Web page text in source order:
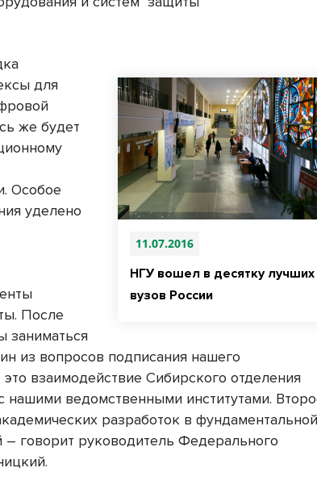
11.07.2016
НГУ вошел в десятку лучших
вузов России
для
же будет
Особое
уделено
После
заниматься
из вопросов подписания нашего
взаимодействие Сибирского отделения
нашими ведомственными институтами.
разработок в фундаментальной
– говорит руководитель Федерального